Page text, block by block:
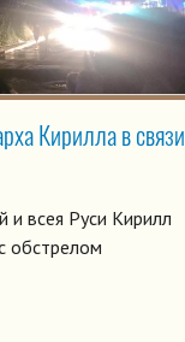
Кирилла в связи
и всея Руси Кирилл
обстрелом